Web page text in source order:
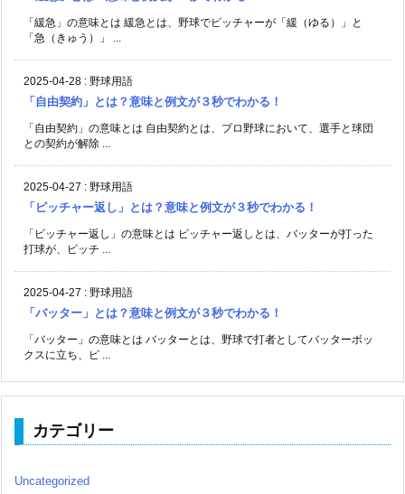
「緩急」の意味とは 緩急とは、野球でピッチャーが「緩（ゆる）」と
「急（きゅう）」 ...
2025-04-28 : 野球用語
「自由契約」とは？意味と例文が３秒でわかる！
「自由契約」の意味とは 自由契約とは、プロ野球において、選手と球団
との契約が解除 ...
2025-04-27 : 野球用語
「ピッチャー返し」とは？意味と例文が３秒でわかる！
「ピッチャー返し」の意味とは ピッチャー返しとは、バッターが打った
打球が、ピッチ ...
2025-04-27 : 野球用語
「バッター」とは？意味と例文が３秒でわかる！
「バッター」の意味とは バッターとは、野球で打者としてバッターボッ
クスに立ち、ピ ...
カテゴリー
Uncategorized